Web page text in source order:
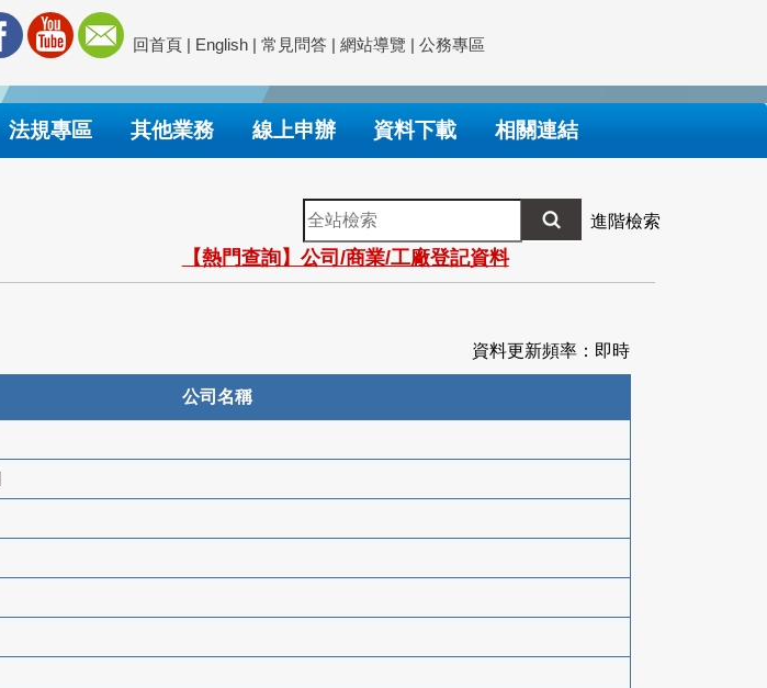
回首頁 | English | 常見問答 | 網站導覽 | 公務專區
法規專區 其他業務 線上申辦 資料下載 相關連結
全
站
檢
索
進階檢索
【熱門查詢】公司/商業/工廠登記資料
資料更新頻率：即時
公司名稱